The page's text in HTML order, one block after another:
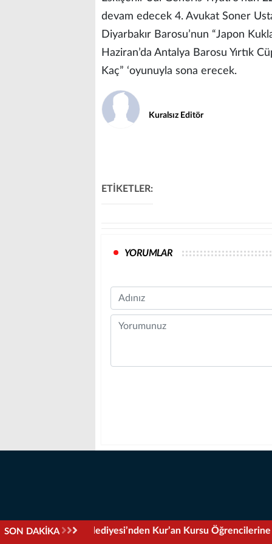
devam edecek 4. Avukat Soner
Diyarbakır Barosu’nun “Japon
Haziran’da Antalya Barosu Yırtık
Kaç” ‘oyunuyla sona erecek.
Kuralsız Editör
ETİKETLER:
YORUMLAR
Name
Comment
SON DAKİKA Uluslararası Beydağı Dağ Bisikleti Yarışı